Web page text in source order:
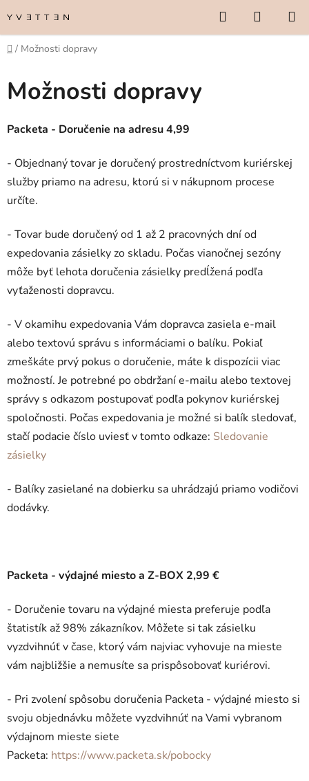
na
obsah
Hľadať
KOŠÍK
Domov
/ Možnosti dopravy
Možnosti dopravy
Packeta - Doručenie na adresu 4,99
- Objednaný tovar je doručený prostredníctvom kuriérskej
služby priamo na adresu, ktorú si v nákupnom procese
určíte.
- Tovar bude doručený od 1 až 2 pracovných dní od
expedovania zásielky zo skladu. Počas vianočnej sezóny
môže byť lehota doručenia zásielky predĺžená podľa
vyťaženosti dopravcu.
- V okamihu expedovania Vám dopravca zasiela e-mail
alebo textovú správu s informáciami o balíku. Pokiaľ
zmeškáte prvý pokus o doručenie, máte k dispozícii viac
možností. Je potrebné po obdržaní e-mailu alebo textovej
správy s odkazom postupovať podľa pokynov kuriérskej
spoločnosti. Počas expedovania je možné si balík sledovať,
stačí podacie číslo uviesť v tomto odkaze: Sledovanie
zásielky
- Balíky zasielané na dobierku sa uhrádzajú priamo vodičovi
dodávky.
Packeta - výdajné miesto a Z-BOX 2,99 €
- Doručenie tovaru na výdajné miesta preferuje podľa
štatistík až 98% zákazníkov. Môžete si tak zásielku
vyzdvihnúť v čase, ktorý vám najviac vyhovuje na mieste
vám najbližšie a nemusíte sa prispôsobovať kuriérovi.
- Pri zvolení spôsobu doručenia Packeta - výdajné miesto si
svoju objednávku môžete vyzdvihnúť na Vami vybranom
výdajnom mieste siete
Packeta: https://www.packeta.sk/pobocky